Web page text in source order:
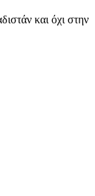
και όχι στην